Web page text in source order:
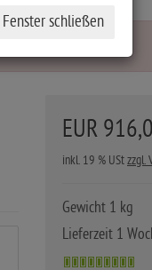
EUR
inkl. 19 % UStzzgl.
Gewicht 1 kg
Lieferzeit 1